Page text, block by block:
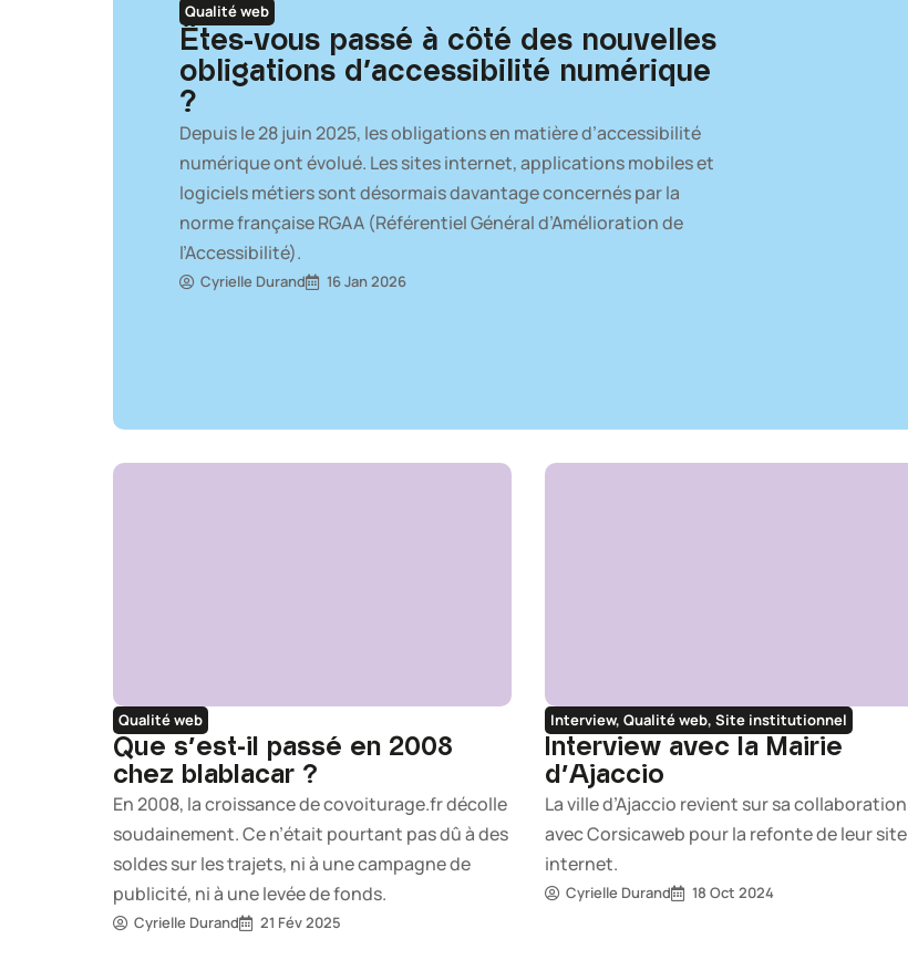
Qualité web
Êtes-vous passé à côté des nouvelles
obligations d’accessibilité numérique
?
Depuis le 28 juin 2025, les obligations en matière d’accessibilité
numérique ont évolué. Les sites internet, applications mobiles et
logiciels métiers sont désormais davantage concernés par la
norme française RGAA (Référentiel Général d’Amélioration de
l’Accessibilité).
Cyrielle Durand 16 Jan 2026
Qualité web
Que s’est-il passé en 2008
chez blablacar ?
En 2008, la croissance de covoiturage.fr décolle
soudainement. Ce n’était pourtant pas dû à des
soldes sur les trajets, ni à une campagne de
publicité, ni à une levée de fonds.
Cyrielle Durand 21 Fév 2025
Interview, Qualité web, Site institutionnel
Interview avec la Mairie
d’Ajaccio
La ville d’Ajaccio revient sur sa collaboration
avec Corsicaweb pour la refonte de leur site
internet.
Cyrielle Durand 18 Oct 2024